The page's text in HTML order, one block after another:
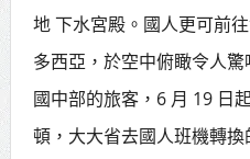
認證 19名學員完
新冠就醫暴增7
重症創新高
苗栗地檢署檢察
地 下水宮殿。國人更可前
多西亞，於空中俯瞰令人
國中部的旅客，6 月 19 日
頓，大大省去國人班機轉